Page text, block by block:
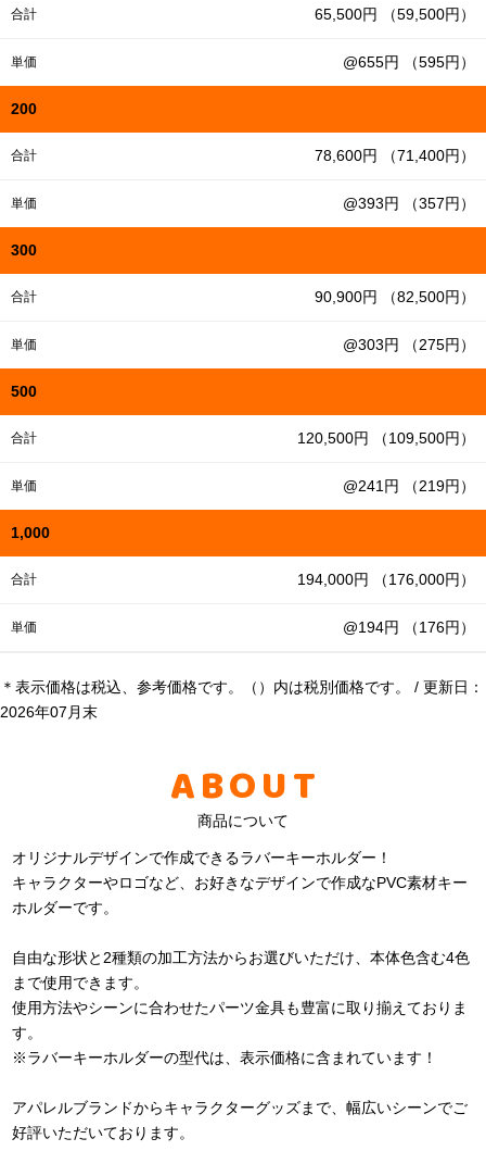
合計 65,500円 （59,500円）
単価 @655円 （595円）
200
合計 78,600円 （71,400円）
単価 @393円 （357円）
300
合計 90,900円 （82,500円）
単価 @303円 （275円）
500
合計 120,500円 （109,500円）
単価 @241円 （219円）
1,000
合計 194,000円 （176,000円）
単価 @194円 （176円）
＊表示価格は税込、参考価格です。（）内は税別価格です。 / 更新日：
2026年07月末
ABOUT
商品について
オリジナルデザインで作成できるラバーキーホルダー！
キャラクターやロゴなど、お好きなデザインで作成なPVC素材キー
ホルダーです。
自由な形状と2種類の加工方法からお選びいただけ、本体色含む4色
まで使用できます。
使用方法やシーンに合わせたパーツ金具も豊富に取り揃えておりま
す。
※ラバーキーホルダーの型代は、表示価格に含まれています！
アパレルブランドからキャラクターグッズまで、幅広いシーンでご
好評いただいております。